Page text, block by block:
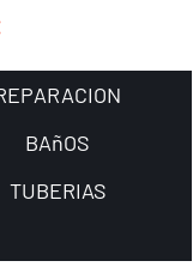
BAñOS
TUBERIAS